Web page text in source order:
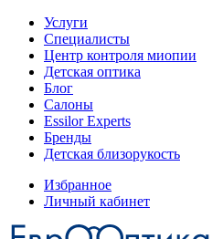
Услуги
Специалисты
Центр контроля миопии
Детская оптика
Блог
Салоны
Essilor Experts
Бренды
Детская близорукость
Избранное
Личный кабинет